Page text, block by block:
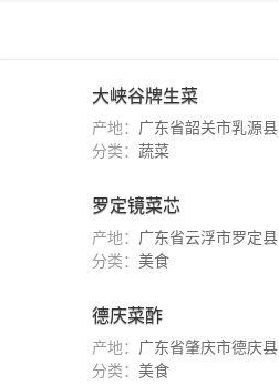
大峡谷牌生菜
产地： 广东省韶关市乳源县
分类： 蔬菜
罗定镜菜芯
产地： 广东省云浮市罗定县
分类： 美食
德庆菜酢
产地： 广东省肇庆市德庆县
分类： 美食